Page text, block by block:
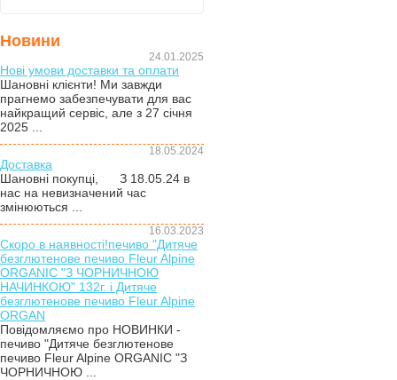
Новини
24.01.2025
Нові умови доставки та оплати
Шановні клієнти! Ми завжди
прагнемо забезпечувати для вас
найкращий сервіс, але з 27 січня
2025 ...
18.05.2024
Доставка
Шановні покупці, З 18.05.24 в
нас на невизначений час
змінюються ...
16.03.2023
Скоро в наявності!печиво "Дитяче
безглютенове печиво Fleur Alpine
ORGANIC "З ЧОРНИЧНОЮ
НАЧИНКОЮ" 132г. і Дитяче
безглютенове печиво Fleur Alpine
ORGAN
Повідомляємо про НОВИНКИ -
печиво "Дитяче безглютенове
печиво Fleur Alpine ORGANIC "З
ЧОРНИЧНОЮ ...